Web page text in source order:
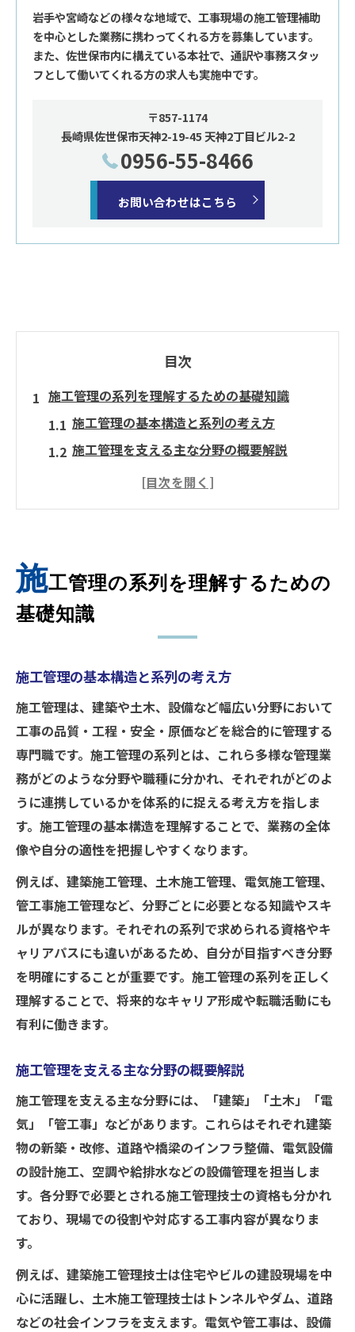
岩手や宮崎などの様々な地域で、工事現場の施工管理補助
を中心とした業務に携わってくれる方を募集しています。
また、佐世保市内に構えている本社で、通訳や事務スタッ
フとして働いてくれる方の求人も実施中です。
〒857-1174
長崎県佐世保市天神2-19-45 天神2丁目ビル2-2
0956-55-8466
お問い合わせはこちら
目次
施工管理の系列を理解するための基礎知識
施工管理の基本構造と系列の考え方
施工管理を支える主な分野の概要解説
施工管理職種の分類とその重要性を理解
施工管理の職種分類と適性の見極め方
施工管理各系列の仕事内容と特徴を比較
施工管理職種の書き方や選び方のポイント
り
施工管理の専門分野ごとのキャリア設計術
系列別に見た施工管理の専門分野を知る
建築と土木など施工管理の主な系列を解説
施工管理の分野ごとの求められるスキルと
は
各施工管理系列の業務内容と将来性を比較
施工管理で重視される専門性の違いを理解
施工管理名の違いと専門分野の特徴紹介
実務で活きる施工管理体系のポイント整理
施工管理の4大管理と5大管理の違いを解説
施工管理体系の実践的方法と現場活用のコ
ツ
施工管理における工程・品質・安全管理法
施工管理現場で役立つ原価・労務管理の基
礎
施工管理体系で押さえたい管理手法の選び
方
管理職を目指すなら押さえたい施工管理の特徴
管理職候補が知るべき施工管理の要点まと
め
施工管理職種別に異なるリーダーシップ像
施工管理で管理職を目指すための成長戦略
施工管理の系列を理解するための
基礎知識
施工管理の基本構造と系列の考え方
施工管理は、建築や土木、設備など幅広い分野において
工事の品質・工程・安全・原価などを総合的に管理する
専門職です。施工管理の系列とは、これら多様な管理業
務がどのような分野や職種に分かれ、それぞれがどのよ
うに連携しているかを体系的に捉える考え方を指しま
す。施工管理の基本構造を理解することで、業務の全体
像や自分の適性を把握しやすくなります。
例えば、建築施工管理、土木施工管理、電気施工管理、
管工事施工管理など、分野ごとに必要となる知識やスキ
ルが異なります。それぞれの系列で求められる資格やキ
ャリアパスにも違いがあるため、自分が目指すべき分野
を明確にすることが重要です。施工管理の系列を正しく
理解することで、将来的なキャリア形成や転職活動にも
有利に働きます。
施工管理を支える主な分野の概要解説
施工管理を支える主な分野には、「建築」「土木」「電
気」「管工事」などがあります。これらはそれぞれ建築
物の新築・改修、道路や橋梁のインフラ整備、電気設備
の設計施工、空調や給排水などの設備管理を担当しま
す。各分野で必要とされる施工管理技士の資格も分かれ
ており、現場での役割や対応する工事内容が異なりま
す。
例えば、建築施工管理技士は住宅やビルの建設現場を中
心に活躍し、土木施工管理技士はトンネルやダム、道路
などの社会インフラを支えます。電気や管工事は、設備